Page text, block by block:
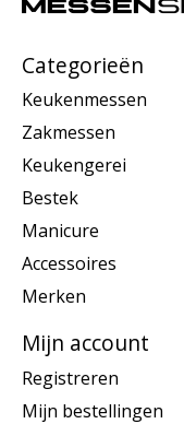
Categorieën
Keukenmessen
Zakmessen
Keukengerei
Bestek
Manicure
Accessoires
Merken
Mijn account
Registreren
Mijn bestellingen